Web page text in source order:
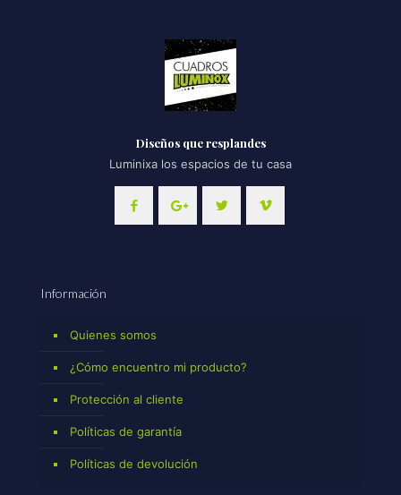
Diseños que resplandes
Luminixa los espacios de tu casa
Información
Quienes somos
¿Cómo encuentro mi producto?
Protección al cliente
Políticas de garantía
Políticas de devolución